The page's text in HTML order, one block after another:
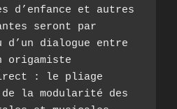
d’enfance et autres
seront par
dialogue entre
origamiste
: le pliage
de la modularité des